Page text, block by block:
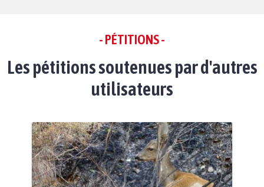
- PÉTITIONS -
Les pétitions soutenues par d'autres
utilisateurs